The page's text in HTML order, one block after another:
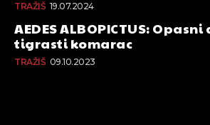
TRAŽIŠ 19.07.2024
AEDES ALBOPICTUS:
tigrasti komarac
TRAŽIŠ 09.10.2023